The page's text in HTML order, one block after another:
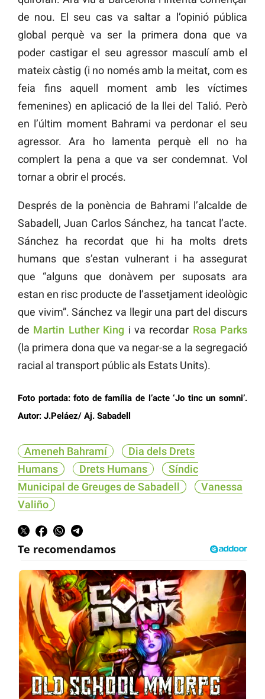
de nou. El seu cas va saltar a l’opinió pública
global perquè va ser la primera dona que va
poder castigar el seu agressor masculí amb el
mateix càstig (i no només amb la meitat, com es
feia fins aquell moment amb les víctimes
femenines) en aplicació de la llei del Talió. Però
en l’últim moment Bahrami va perdonar el seu
agressor. Ara ho lamenta perquè ell no ha
complert la pena a que va ser condemnat. Vol
tornar a obrir el procés.
Després de la ponència de Bahrami l’alcalde de
Sabadell, Juan Carlos Sánchez, ha tancat l’acte.
Sánchez ha recordat que hi ha molts drets
humans que s’estan vulnerant i ha assegurat
que “alguns que donàvem per suposats ara
estan en risc producte de l’assetjament ideològic
que vivim”. Sánchez va llegir una part del discurs
de Martin Luther King i va recordar Rosa Parks
(la primera dona que va negar-se a la segregació
racial al transport públic als Estats Units).
Foto portada: foto de família de l’acte ‘Jo tinc un somni’.
Autor: J.Peláez/ Aj. Sabadell
Ameneh Bahramí
Dia dels Drets
Humans
Drets Humans
Síndic
Municipal de Greuges de Sabadell
Vanessa
Valiño